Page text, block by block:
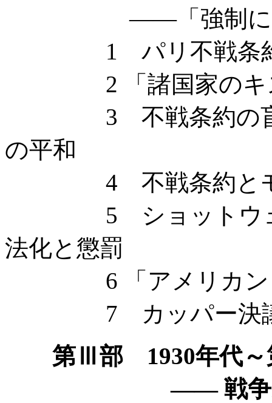
——「強制によら
1 パリ不戦条約
2 「諸国家のキス
3 不戦条約の盲点
の平和
4 不戦条約とモン
5 ショットウェル
法化と懲罰
6 「アメリカン・
7 カッパー決議案
第Ⅲ部 1930年代～
—— 戦争違法